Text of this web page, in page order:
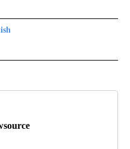
TO RECEIVE NOTIFICATIONS ABOUT